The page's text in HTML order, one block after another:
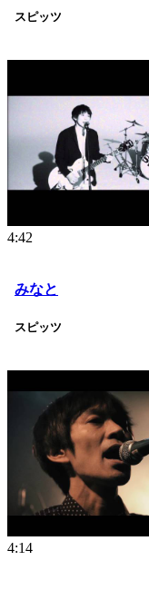
スピッツ
4:42
みなと
スピッツ
4:14